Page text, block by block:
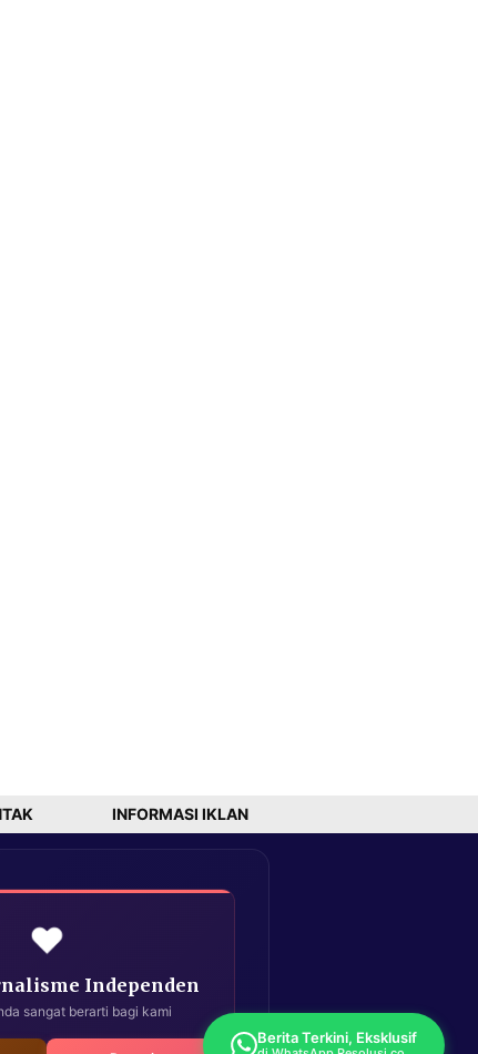
INFORMASI IKLAN
❤️
Independen
sangat berarti bagi kami
Berita Terkini, Eksklusif